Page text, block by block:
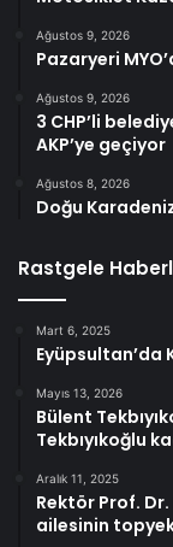
Ağustos 9, 2026
Pazaryeri
Ağustos 9, 2026
3 CHP’li
AKP’ye geçiyor
Ağustos 8, 2026
Doğu
Rastgele
Mart 6, 2025
Eyüpsultan’da
Mayıs 13, 2026
Bülent
Tekbıyıkoğlu
Aralık 11, 2025
Rektör Prof.
ailesinin